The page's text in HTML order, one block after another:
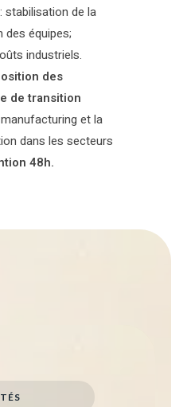
stabilisation de la
des équipes;
industriels.
des
de transition
et la
dans les secteurs
48h.